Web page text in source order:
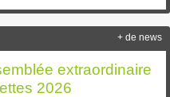
extraordinaire
2026
+ de news